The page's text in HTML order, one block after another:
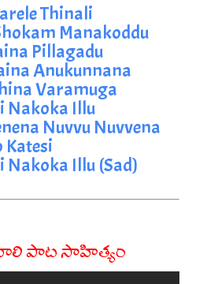
Thinali
Manakoddu
Pillagadu
Anukunnana
Varamuga
Nakoka Illu
Nuvvu Nuvvena
Nakoka Illu (Sad)
పాట సాహిత్యం